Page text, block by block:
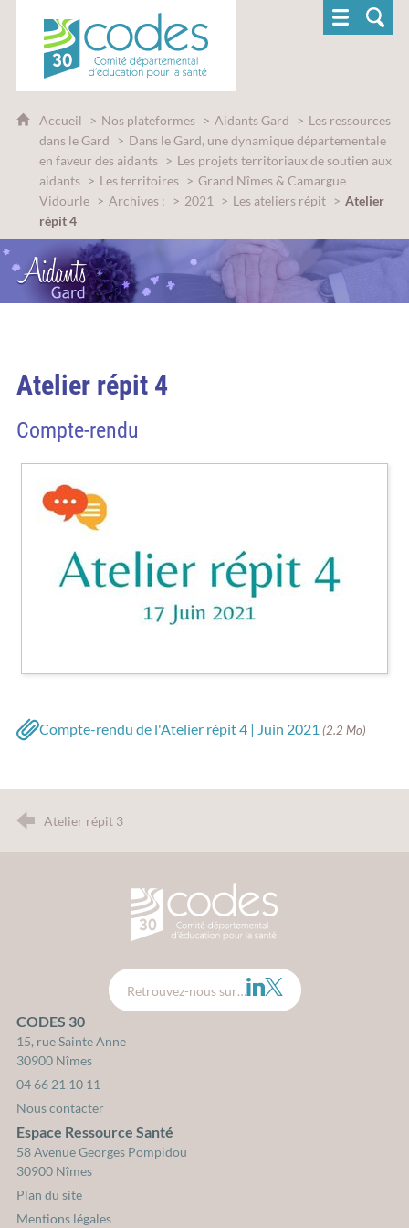
CoDES 30 - Comité départemental
Accueil Nos plateformes Aidants Gard
Les ressources
dans le Gard
Dans le Gard, une dynamique départementale
en faveur des aidants
Les projets territoriaux de soutien aux
aidants
Les territoires
Grand Nîmes & Camargue
Vidourle
Archives : 2021 Les ateliers répit
Atelier
répit 4
Atelier répit 4
Compte-rendu
Compte-rendu de l'Atelier répit 4 | Juin 2021 (2.2 Mo)
Atelier répit 3
CODES 30 - Comité
Retrouvez-nous sur… LinkedIn
Twitter
CODES 30
15, rue Sainte Anne
30900 Nîmes
04 66 21 10 11
Nous contacter
Espace Ressource Santé
58 Avenue Georges Pompidou
30900 Nîmes
Plan du site
Mentions légales